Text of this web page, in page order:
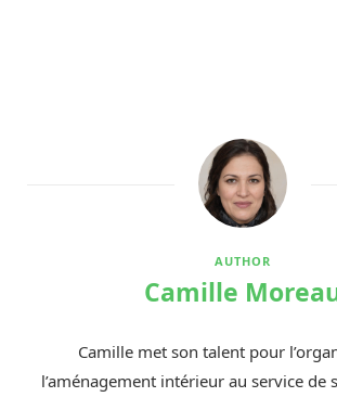
AUTHOR
Camille
Camille met son talent pour
l’aménagement intérieur au service de